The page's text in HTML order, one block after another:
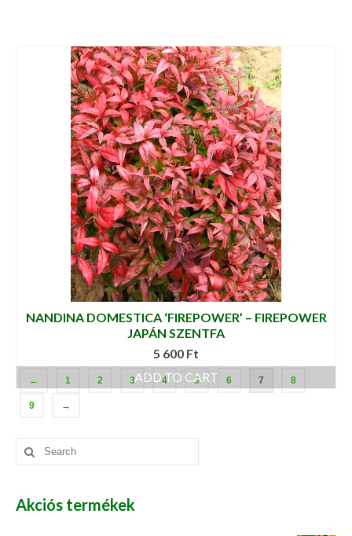
NANDINA DOMESTICA ‘FIREPOWER’ – FIREPOWER
JAPÁN SZENTFA
5 600 Ft
ADD TO CART
← 1 2 3 4 5 6 7 8
9 →
Search
for:
Akciós termékek